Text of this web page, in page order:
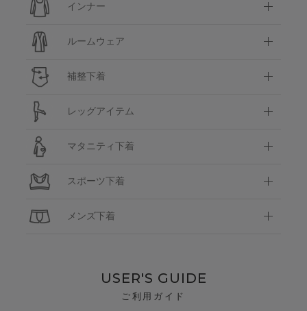
インナー
ルームウェア
補整下着
レッグアイテム
マタニティ下着
スポーツ下着
メンズ下着
USER'S GUIDE
ご利用ガイド